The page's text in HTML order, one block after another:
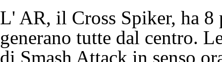
L' AR, il Cross Spiker, ha 8
generano tutte dal centro.
di Smash Attack in senso